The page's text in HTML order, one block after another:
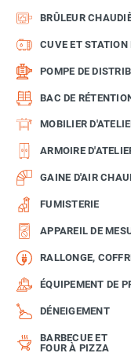
BRÛLEUR
CUVE ET
POMPE DE
BAC DE
MOBILIER
ARMOIRE
GAINE D'AIR
FUMISTERIE
APPAREIL DE
RALLONGE,
ÉQUIPEMENT DE
DÉNEIGEMENT
BARBECUE ET
FOUR À PIZZA